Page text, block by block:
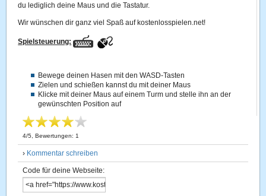
du lediglich deine Maus und die Tastatur.
Wir wünschen dir ganz viel Spaß auf kostenlosspielen.net!
Spielsteuerung:
Bewege deinen Hasen mit den WASD-Tasten
Zielen und schießen kannst du mit deiner Maus
Klicke mit deiner Maus auf einem Turm und stelle ihn an der
gewünschten Position auf
4/5 , Bewertungen: 1
› Kommentar schreiben
Code für deine Webseite: